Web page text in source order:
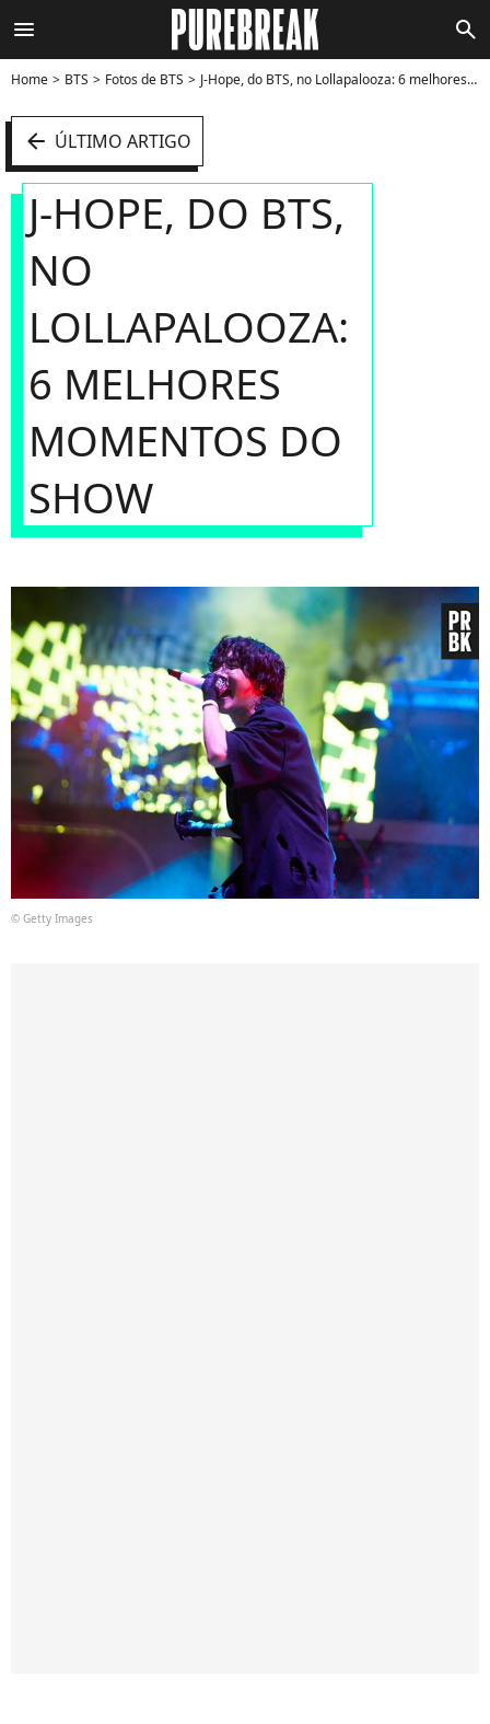
menu search
Home BTS Fotos de BTS J-Hope, do BTS, no Lollapalooza: 6 melhores momentos do show - Foto
arrow_left ÚLTIMO ARTIGO
J-HOPE, DO BTS,
NO
LOLLAPALOOZA:
6 MELHORES
MOMENTOS DO
SHOW
© Getty Images